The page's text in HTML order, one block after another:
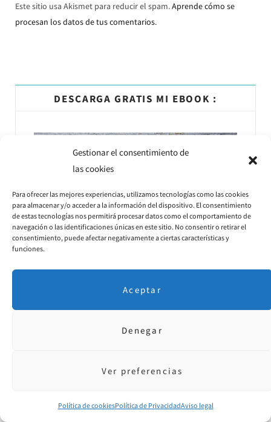
Gestionar el consentimiento de
las cookies
Para ofrecer las mejores experiencias, utilizamos tecnologías como las cookies
para almacenar y/o acceder a la información del dispositivo. El consentimiento
de estas tecnologías nos permitirá procesar datos como el comportamiento de
navegación o las identificaciones únicas en este sitio. No consentir o retirar el
consentimiento, puede afectar negativamente a ciertas características y
funciones.
Aceptar
Denegar
Ver preferencias
Política de cookiesPolítica de PrivacidadAviso legal
Este sitio usa Akismet para reducir el spam.Aprende cómo se
procesan los datos de tus comentarios.
DESCARGA GRATIS MI EBOOK :
Una guía paso a paso para salir del estancamiento y vivir
Haz clic en la imagen y ¡llévatelo al instante, de forma